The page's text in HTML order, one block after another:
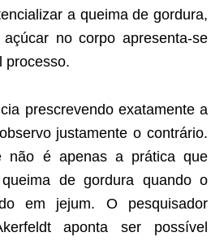
a queima de gordura,
no corpo apresenta-se
processo.
prescrevendo exatamente a
justamente o contrário.
não é apenas a prática que
de gordura quando o
em jejum. O pesquisador
aponta ser possível